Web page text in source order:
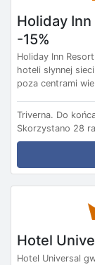
Holiday
-15%
Holiday Inn
hoteli słynnej
poza centrami
Triverna. Do
Skorzystano 28
Hotel
Hotel Universal